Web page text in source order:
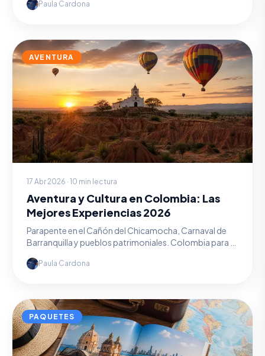
Paula Cardona
AVENTURA
17 Abr 2026 · 10 min lectura
Aventura y Cultura en Colombia: Las
Mejores Experiencias 2026
Parapente en el Cañón del Chicamocha, Carnaval de
Barranquilla y pueblos patrimoniales. Colombia para el
Paula Cardona
PAQUETES